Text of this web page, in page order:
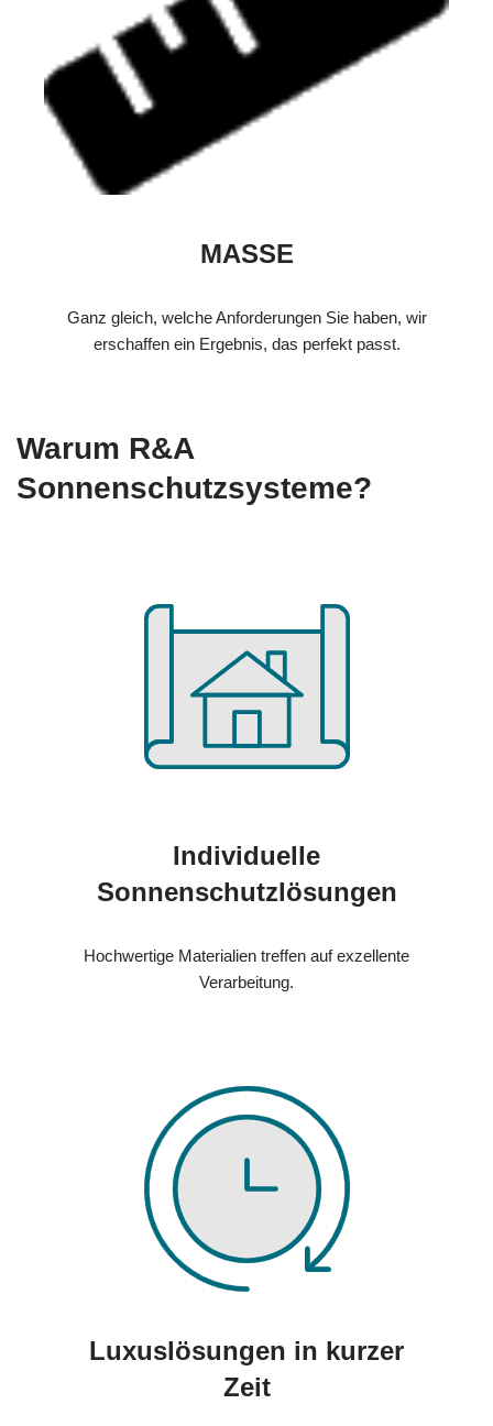
MASSE
Ganz gleich, welche Anforderungen Sie haben, wir
erschaffen ein Ergebnis, das perfekt passt.
Warum R&A
Sonnenschutzsysteme?
Individuelle
Sonnenschutzlösungen
Hochwertige Materialien treffen auf exzellente
Verarbeitung.
Luxuslösungen in kurzer
Zeit